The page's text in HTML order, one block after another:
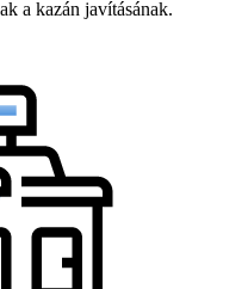
a kazán javításának.